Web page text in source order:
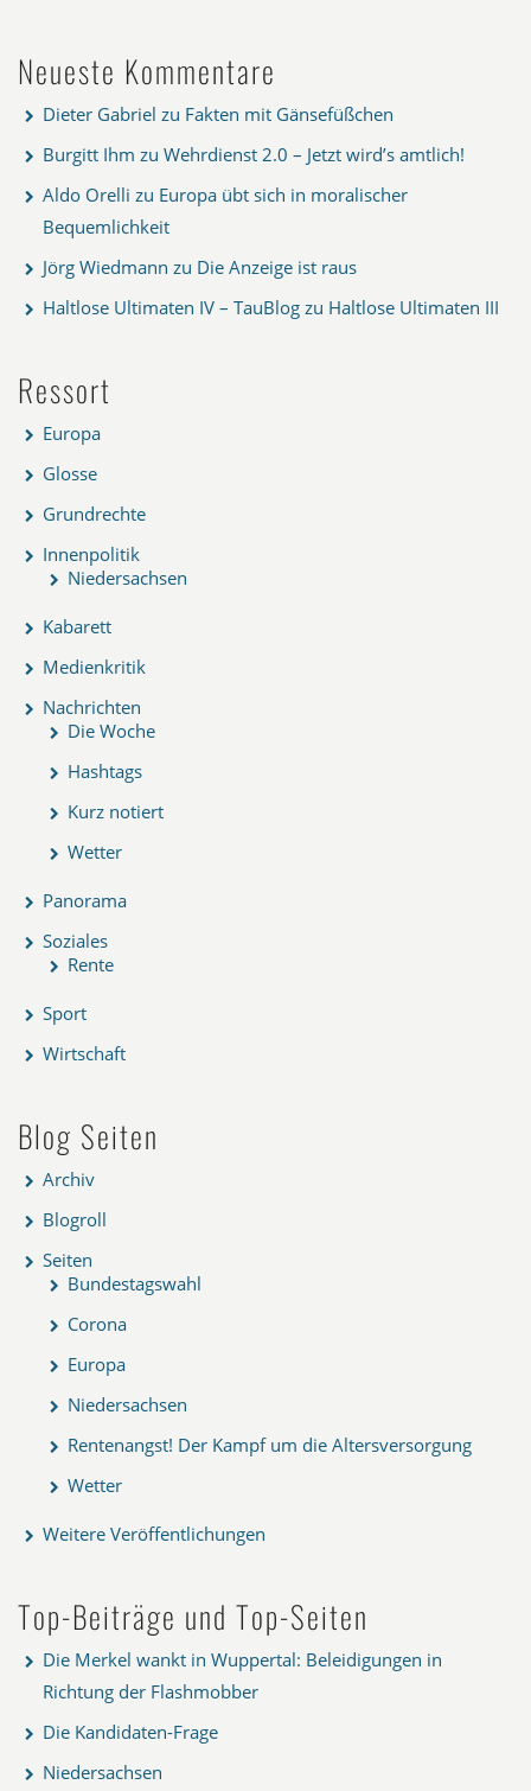
Neueste Kommentare
Dieter Gabriel zu Fakten mit Gänsefüßchen
Burgitt Ihm zu Wehrdienst 2.0 – Jetzt wird’s amtlich!
Aldo Orelli zu Europa übt sich in moralischer
Bequemlichkeit
Jörg Wiedmann zu Die Anzeige ist raus
Haltlose Ultimaten IV – TauBlog zu Haltlose Ultimaten III
Ressort
Europa
Glosse
Grundrechte
Innenpolitik
Niedersachsen
Kabarett
Medienkritik
Nachrichten
Die Woche
Hashtags
Kurz notiert
Wetter
Panorama
Soziales
Rente
Sport
Wirtschaft
Blog Seiten
Archiv
Blogroll
Seiten
Bundestagswahl
Corona
Europa
Niedersachsen
Rentenangst! Der Kampf um die Altersversorgung
Wetter
Weitere Veröffentlichungen
Top-Beiträge und Top-Seiten
Die Merkel wankt in Wuppertal: Beleidigungen in
Richtung der Flashmobber
Die Kandidaten-Frage
Niedersachsen